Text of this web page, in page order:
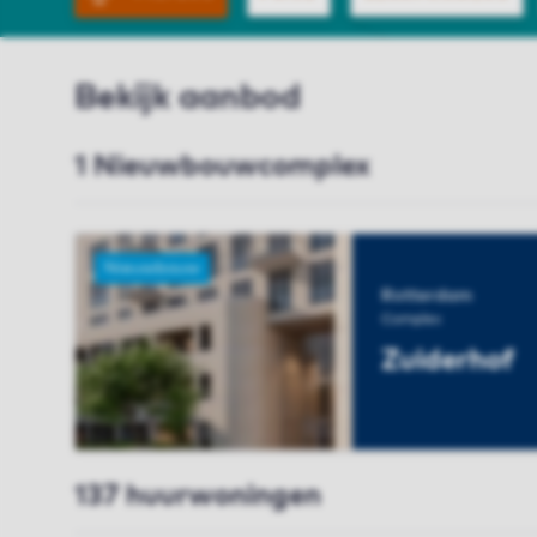
Bekijk aanbod
1 Nieuwbouwcomplex
Nieuwbouw
Zuiderhof
Rotterdam
Complex
137 huurwoningen